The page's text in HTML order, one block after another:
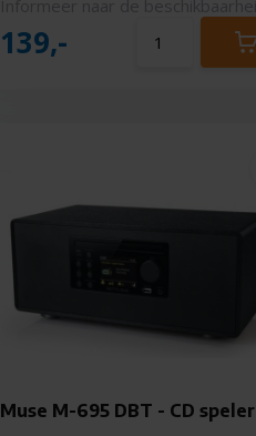
139,-
Muse M-695 DBT - CD speler